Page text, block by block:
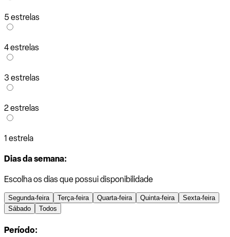
5 estrelas
4 estrelas
3 estrelas
2 estrelas
1 estrela
Dias da semana:
Escolha os dias que possui disponibilidade
Segunda-feira Terça-feira Quarta-feira Quinta-feira
Sexta-feira
Sábado
Todos
Período: